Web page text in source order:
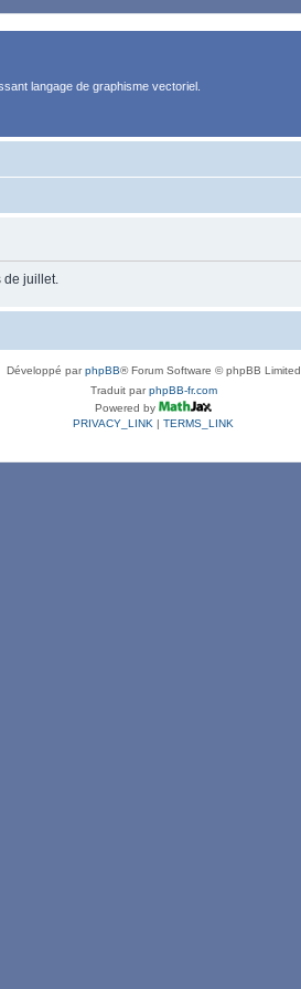
langage de graphisme vectoriel.
de juillet.
Développé parphpBB® Forum Software © phpBB Limited
Traduit parphpBB-fr.com
Powered by
PRIVACY_LINK | TERMS_LINK